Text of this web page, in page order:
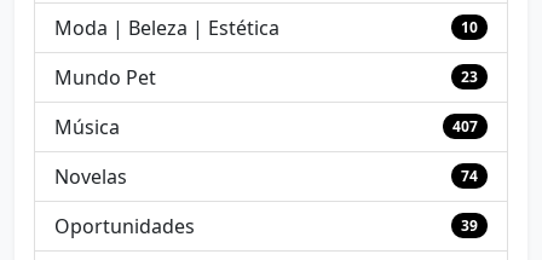
Moda | Beleza | Estética 10
Mundo Pet 23
Música 407
Novelas 74
Oportunidades 39